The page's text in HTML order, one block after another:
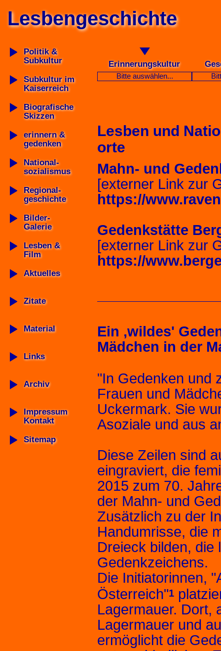
Lesbengeschichte
Politik &
Subkultur
Subkultur im
Kaiserreich
Biografische
Skizzen
erinnern &
gedenken
National-
sozialismus
Regional-
geschichte
Bilder-
Galerie
Lesben &
Film
Aktuelles
Zitate
Material
Links
Archiv
Impressum
Kontakt
Sitemap
Erinnerungskultur
Bitte auswählen...
Lesben und
orte
Mahn- und
[externer Link zur
https://
Gedenkstätte
[externer Link zur
https://
Ein ‚wildes'
Mädchen in der
"In Gedenken und
Frauen und
Uckermark. Sie
Asoziale und aus
Diese Zeilen sind
eingraviert, die
2015 zum 70.
der Mahn- und
Zusätzlich zu der
Handumrisse, die
Dreieck bilden, die
Gedenkzeichens.
Die Initiatorinnen,
Österreich"1
Lagermauer. Dort,
Lagermauer und
ermöglicht die